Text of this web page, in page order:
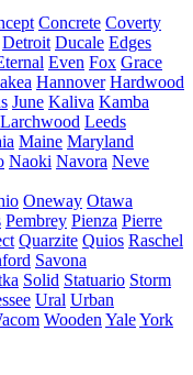
Concrete Coverty
Detroit Ducale Edges
Even Fox Grace
Hannover Hardwood
June Kaliva Kamba
Larchwood Leeds
Maine Maryland
Naoki Navora Neve
Oneway Otawa
Pembrey Pienza Pierre
Quarzite Quios Raschel
Savona
Solid Statuario Storm
Ural Urban
Wooden YaleYork